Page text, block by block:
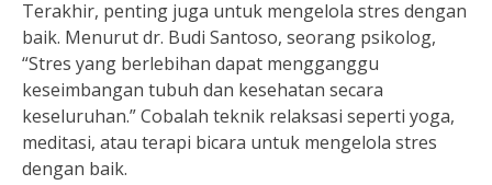
Terakhir, penting juga untuk mengelola stres dengan
baik. Menurut dr. Budi Santoso, seorang psikolog,
“Stres yang berlebihan dapat mengganggu
keseimbangan tubuh dan kesehatan secara
keseluruhan.” Cobalah teknik relaksasi seperti yoga,
meditasi, atau terapi bicara untuk mengelola stres
dengan baik.